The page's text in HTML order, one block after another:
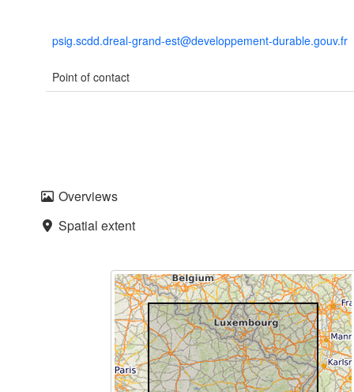
psig.scdd.dreal-grand-est@developpement-durable.gouv.fr
Point of contact
Overviews
Spatial extent